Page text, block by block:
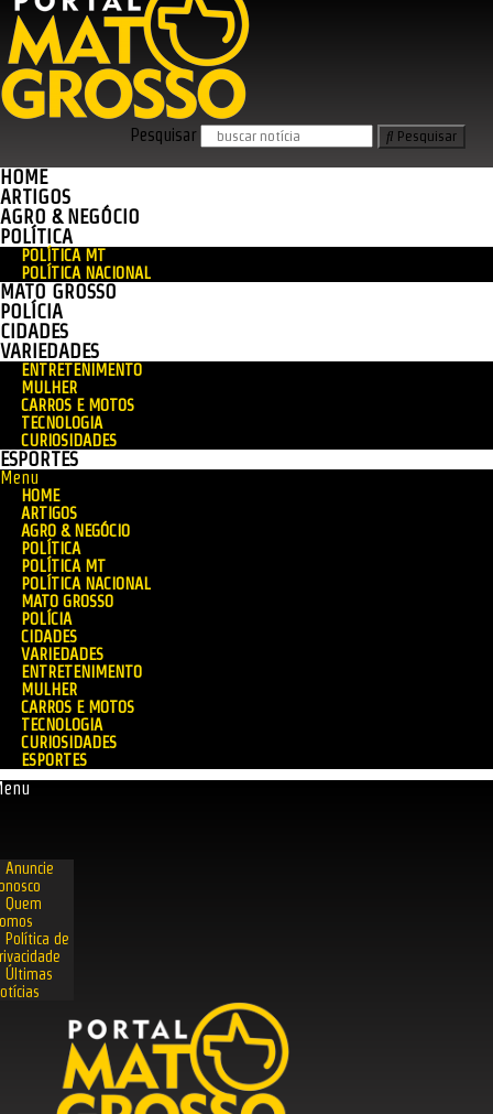
Pesquisar Pesquisar
HOME
ARTIGOS
AGRO & NEGÓCIO
POLÍTICA
POLÍTICA MT
POLÍTICA NACIONAL
MATO GROSSO
POLÍCIA
CIDADES
VARIEDADES
ENTRETENIMENTO
MULHER
CARROS E MOTOS
TECNOLOGIA
CURIOSIDADES
ESPORTES
Menu
HOME
ARTIGOS
AGRO & NEGÓCIO
POLÍTICA
POLÍTICA MT
POLÍTICA NACIONAL
MATO GROSSO
POLÍCIA
CIDADES
VARIEDADES
ENTRETENIMENTO
MULHER
CARROS E MOTOS
TECNOLOGIA
CURIOSIDADES
ESPORTES
Anuncie
Quem
Política de
Últimas